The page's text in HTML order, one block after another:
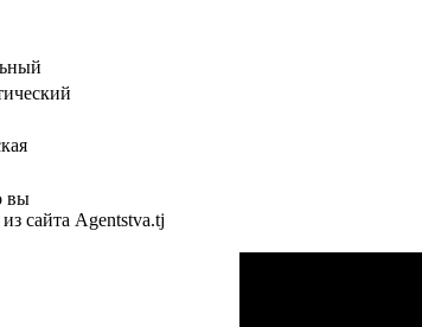
вы
сайта Agentstva.tj